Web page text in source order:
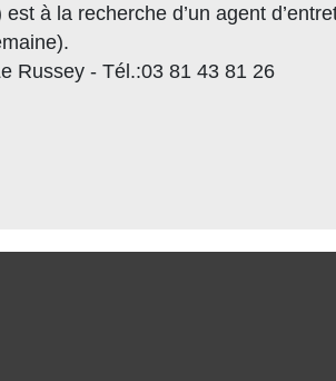
à la recherche d’un agent
Russey - Tél.:03 81 43 81 26